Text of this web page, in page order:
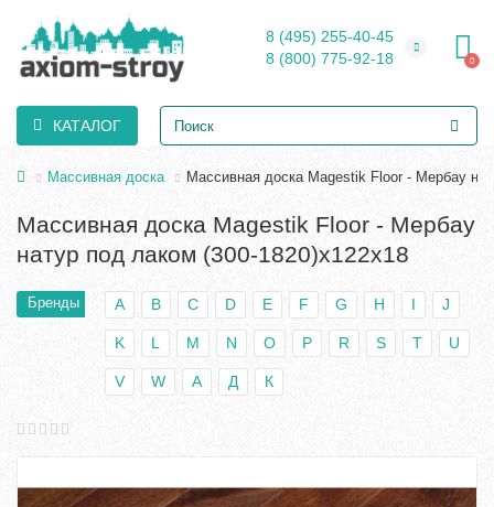
8 (495) 255-40-45
8 (800) 775-92-18
0
КАТАЛОГ
Массивная доска Массивная доска Magestik Floor - Мербау
Массивная доска Magestik Floor - Мербау
натур под лаком (300-1820)х122х18
Бренды A B C D E F G H I J
K L M N O P R S T U
V W А Д К